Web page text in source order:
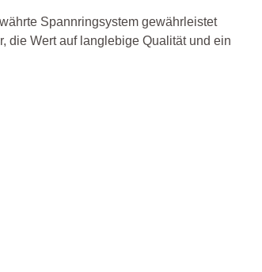
Spannringsystem gewährleistet
die Wert auf langlebige Qualität und ein